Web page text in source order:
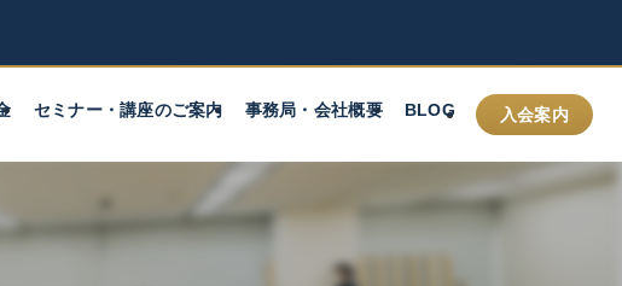
セミナー・講座のご案内 事務局・会社概要 BLOG 入会案内